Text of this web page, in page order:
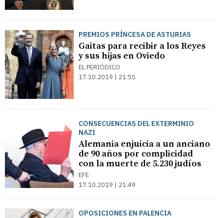
PREMIOS PRÍNCESA DE ASTURIAS
Gaitas para recibir a los Reyes
y sus hijas en Oviedo
EL PERIÓDICO
17.10.2019 | 21:55
CONSECUENCIAS DEL EXTERMINIO
NAZI
Alemania enjuicia a un anciano
de 90 años por complicidad
con la muerte de 5.230 judíos
EFE
17.10.2019 | 21:49
OPOSICIONES EN PALENCIA